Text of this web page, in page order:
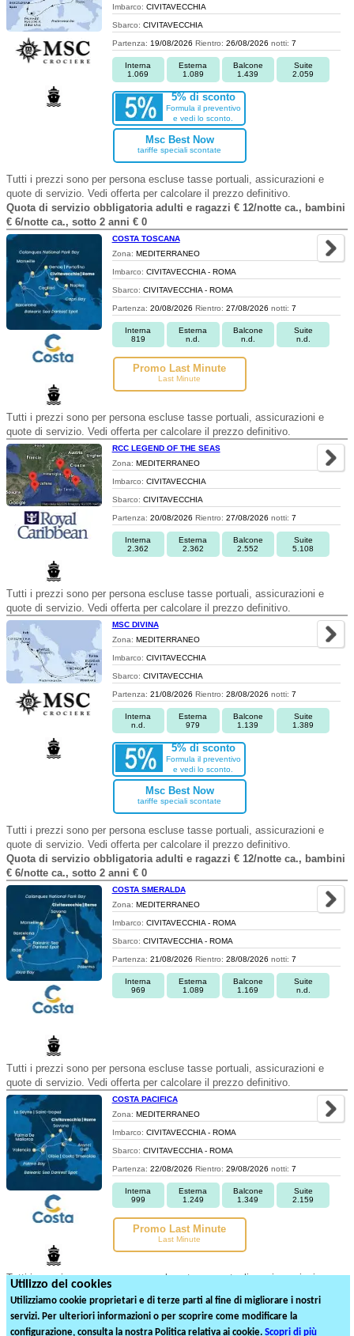
Utilizzo dei cookies
Utilizziamo cookie proprietari e di terze parti al fine di migliorare i nostri
servizi. Per ulteriori informazioni o per scoprire come modificare la
configurazione, consulta la nostra Politica relativa ai cookie. Scopri di più
Imbarco: CIVITAVECCHIA
Sbarco: CIVITAVECCHIA
Partenza: 19/08/2026 Rientro: 26/08/2026 notti: 7
Interna
1.069
Esterna
1.089
Balcone
1.439
Suite
2.059
5% di sconto
Formula il preventivo
e vedi lo sconto.
Msc Best Now
tariffe speciali scontate
Tutti i prezzi sono per persona escluse tasse portuali, assicurazioni e
quote di servizio. Vedi offerta per calcolare il prezzo definitivo.
Quota di servizio obbligatoria adulti e ragazzi € 12/notte ca., bambini
€ 6/notte ca., sotto 2 anni € 0
COSTA TOSCANA
Zona: MEDITERRANEO
Imbarco: CIVITAVECCHIA - ROMA
Sbarco: CIVITAVECCHIA - ROMA
Partenza: 20/08/2026 Rientro: 27/08/2026 notti: 7
Interna
819
Esterna
n.d.
Balcone
n.d.
Suite
n.d.
Promo Last Minute
Last Minute
Tutti i prezzi sono per persona escluse tasse portuali, assicurazioni e
quote di servizio. Vedi offerta per calcolare il prezzo definitivo.
RCC LEGEND OF THE SEAS
Zona: MEDITERRANEO
Imbarco: CIVITAVECCHIA
Sbarco: CIVITAVECCHIA
Partenza: 20/08/2026 Rientro: 27/08/2026 notti: 7
Interna
2.362
Esterna
2.362
Balcone
2.552
Suite
5.108
Tutti i prezzi sono per persona escluse tasse portuali, assicurazioni e
quote di servizio. Vedi offerta per calcolare il prezzo definitivo.
MSC DIVINA
Zona: MEDITERRANEO
Imbarco: CIVITAVECCHIA
Sbarco: CIVITAVECCHIA
Partenza: 21/08/2026 Rientro: 28/08/2026 notti: 7
Interna
n.d.
Esterna
979
Balcone
1.139
Suite
1.389
5% di sconto
Formula il preventivo
e vedi lo sconto.
Msc Best Now
tariffe speciali scontate
Tutti i prezzi sono per persona escluse tasse portuali, assicurazioni e
quote di servizio. Vedi offerta per calcolare il prezzo definitivo.
Quota di servizio obbligatoria adulti e ragazzi € 12/notte ca., bambini
€ 6/notte ca., sotto 2 anni € 0
COSTA SMERALDA
Zona: MEDITERRANEO
Imbarco: CIVITAVECCHIA - ROMA
Sbarco: CIVITAVECCHIA - ROMA
Partenza: 21/08/2026 Rientro: 28/08/2026 notti: 7
Interna
969
Esterna
1.089
Balcone
1.169
Suite
n.d.
Tutti i prezzi sono per persona escluse tasse portuali, assicurazioni e
quote di servizio. Vedi offerta per calcolare il prezzo definitivo.
COSTA PACIFICA
Zona: MEDITERRANEO
Imbarco: CIVITAVECCHIA - ROMA
Sbarco: CIVITAVECCHIA - ROMA
Partenza: 22/08/2026 Rientro: 29/08/2026 notti: 7
Interna
999
Esterna
1.249
Balcone
1.349
Suite
2.159
Promo Last Minute
Last Minute
Tutti i prezzi sono per persona escluse tasse portuali, assicurazioni e
1 2 3 4 5 6 7 8 9